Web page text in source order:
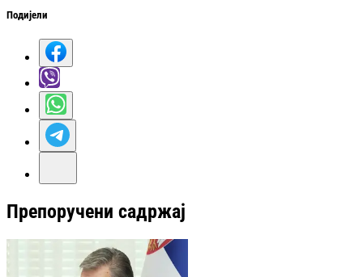
Подијели
Препоручени садржај